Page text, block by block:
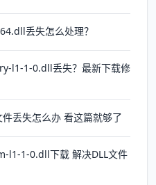
丢失怎么处理？
l1-1-0.dll丢失？最新下载修
丢失怎么办 看这篇就够了
1-0.dll下载 解决DLL文件